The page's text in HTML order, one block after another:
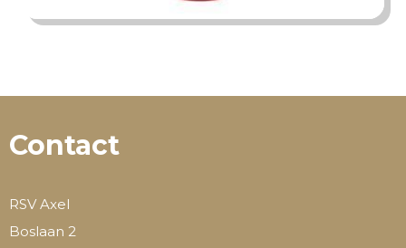
Contact
RSV Axel
Boslaan 2